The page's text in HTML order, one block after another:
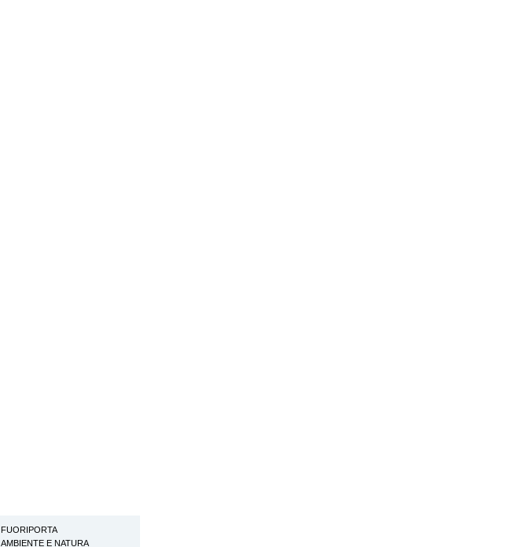
FUORIPORTA
AMBIENTE E NATURA